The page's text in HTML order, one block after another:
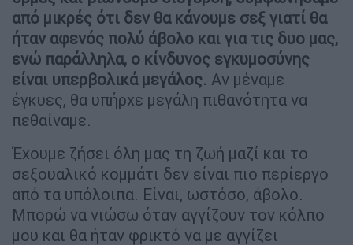
από μικρές ότι δεν θα κάνουμε σεξ γιατί θα
ήταν αφενός πολύ άβολο και για τις δυο μας,
ενώ παράλληλα, ο κίνδυνος εγκυμοσύνης
είναι υπερβολικά μεγάλος. Αν μέναμε
έγκυες, θα υπήρχε μεγάλη πιθανότητα να
πεθαίναμε.
Έχουμε ζήσει όλη μας τη ζωή μαζί και το
σεξουαλικό κομμάτι δεν είναι πιο περίεργο
από τα υπόλοιπα. Είναι, ωστόσο, άβολο.
Μπορώ να νιώσω όταν αγγίζουν τον κόλπο
μου και θα ήταν φρικτό να με αγγίζει